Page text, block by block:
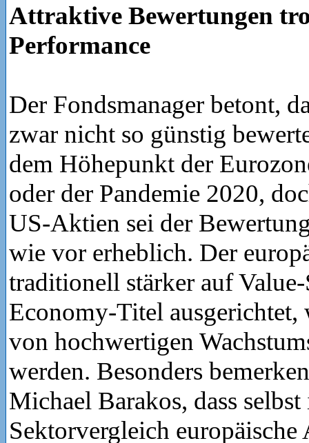
Attraktive Bewertungen
Performance
Der Fondsmanager betont,
zwar nicht so günstig
dem Höhepunkt der
oder der Pandemie 2020,
US-Aktien sei der
wie vor erheblich. Der
traditionell stärker auf
Economy-Titel ausgerichtet,
von hochwertigen
werden. Besonders
Michael Barakos, dass
Sektorvergleich